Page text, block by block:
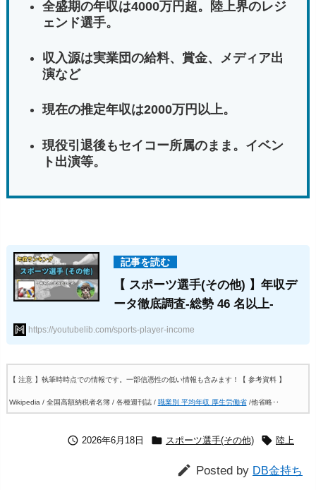
全盛期の年収は4000万円超。陸上界のレジ
ェンド選手。
収入源は実業団の給料、賞金、メディア出
演など
現在の推定年収は2000万円以上。
現役引退後もセイコー所属のまま。イベン
ト出演等。
【 スポーツ選手(その他) 】年収デ
ータ徹底調査-総勢 46 名以上-
https://youtubelib.com/sports-player-income
【 注意 】執筆時時点での情報です。一部信憑性の低い情報も含みます！ 【 参考資料 】
Wikipedia / 全国高額納税者名簿 / 各種週刊誌 / 職業別 平均年収 厚生労働省/他省略‥
 2026年6月18日  スポーツ選手(その他)  陸上
 Posted by DB金持ち